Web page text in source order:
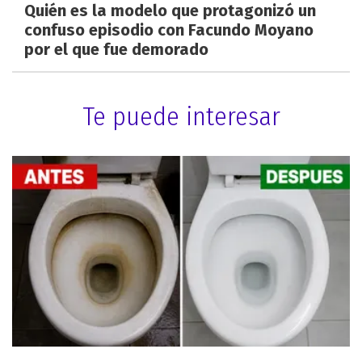
Quién es la modelo que protagonizó un
confuso episodio con Facundo Moyano
por el que fue demorado
Te puede interesar